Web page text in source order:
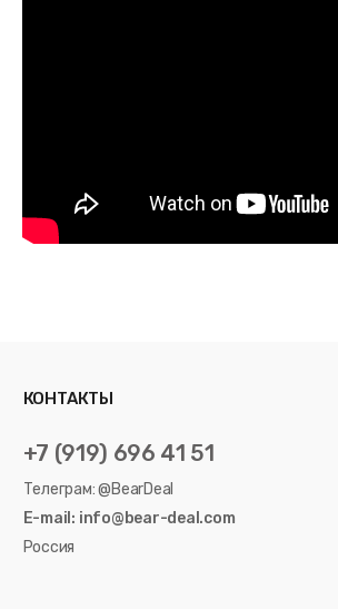
КОНТАКТЫ
+7 (919) 696 41 51
Телеграм: @BearDeal
E-mail: info@bear-deal.com
Россия